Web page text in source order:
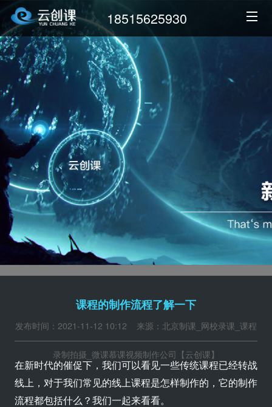
18515625930
课程的制作流程了解一下
发布时间：2021-11-12 10:12 来源：北京制课_网校录课_课程
录制拍摄_微课慕课视频制作公司【云创课】
在新时代的催促下，我们可以看见一些传统课程已经转战
线上，对于我们常见的线上课程是怎样制作的，它的制作
流程都包括什么？我们一起来看看。